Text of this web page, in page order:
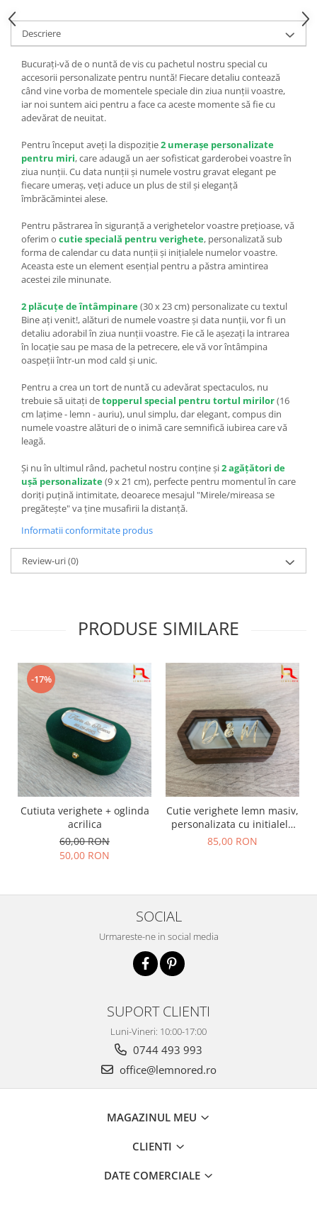
Descriere
Bucurați-vă de o nuntă de vis cu pachetul nostru special cu
accesorii personalizate pentru nuntă! Fiecare detaliu contează
când vine vorba de momentele speciale din ziua nunții voastre,
iar noi suntem aici pentru a face ca aceste momente să fie cu
adevărat de neuitat.
Pentru început aveți la dispoziție2 umerașe personalizate
pentru miri, care adaugă un aer sofisticat garderobei voastre în
ziua nunții. Cu data nunții și numele vostru gravat elegant pe
fiecare umeraș, veți aduce un plus de stil și eleganță
îmbrăcămintei alese.
Pentru păstrarea în siguranță a verighetelor voastre prețioase, vă
oferim o cutie specială pentru verighete, personalizată sub
forma de calendar cu data nunții și inițialele numelor voastre.
Aceasta este un element esențial pentru a păstra amintirea
acestei zile minunate.
2 plăcuțe de întâmpinare(30 x 23 cm) personalizate cu textul
Bine ați venit!, alături de numele voastre și data nunții, vor fi un
detaliu adorabil în ziua nunții voastre. Fie că le așezați la intrarea
în locație sau pe masa de la petrecere, ele vă vor întâmpina
oaspeții într-un mod cald și unic.
Pentru a crea un tort de nuntă cu adevărat spectaculos, nu
trebuie să uitați detopperul special pentru tortul mirilor(16
cm lațime - lemn - auriu), unul simplu, dar elegant, compus din
numele voastre alături de o inimă care semnifică iubirea care vă
leagă.
Și nu în ultimul rând, pachetul nostru conține și2 agățători de
ușă personalizate(9 x 21 cm), perfecte pentru momentul în care
doriți puțină intimitate, deoarece mesajul "Mirele/mireasa se
pregătește" va ține musafirii la distanță.
Informatii conformitate produs
Review-uri(0)
PRODUSE SIMILARE
-17%
Cutiuta verighete + oglinda
acrilica
60,00 RON
50,00 RON
Cutie verighete lemn masiv,
personalizata cu initialele
mirilor
85,00 RON
SOCIAL
Urmareste-ne in social media
SUPORT CLIENTI
Luni-Vineri: 10:00-17:00
0744 493 993
office@lemnored.ro
MAGAZINUL MEU
CLIENTI
DATE COMERCIALE